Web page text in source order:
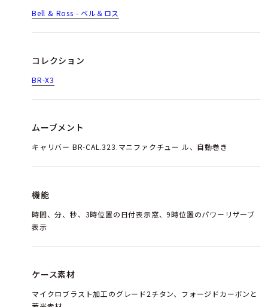
Bell & Ross - ベル＆ロス
コレクション
BR-X3
ムーブメント
キャリバー BR-CAL.323.マニファクチュー ル、自動巻き
機能
時間、分、秒、3時位置の日付表示窓、9時位置のパワーリザーブ
表示
ケース素材
マイクロブラスト加工のグレード2チタン、フォージドカーボンと